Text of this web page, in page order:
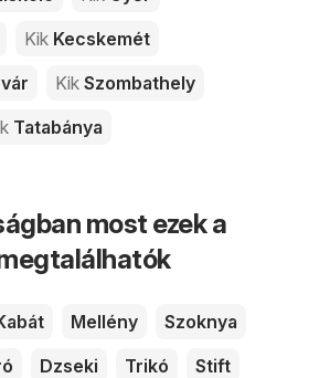
Kik Kecskemét
Kik Szombathely
Tatabánya
most ezek a
Mellény
Szoknya
Dzseki Trikó
Stift